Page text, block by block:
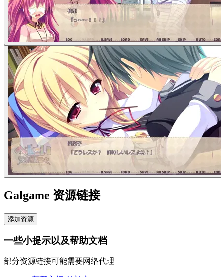
Galgame 资源链接
添加资源
一些小提示以及帮助文档
部分资源链接可能需要网络代理